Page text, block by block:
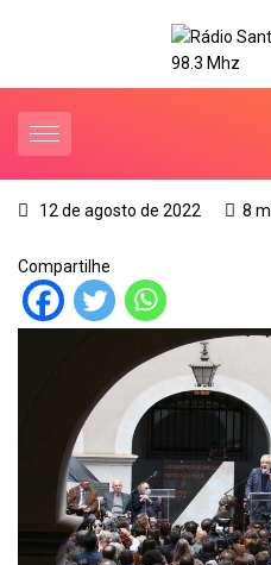
12 de agosto de 2022 8
Compartilhe